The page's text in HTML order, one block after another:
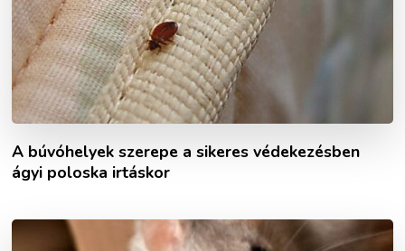
A búvóhelyek szerepe a sikeres védekezésben
ágyi poloska irtáskor